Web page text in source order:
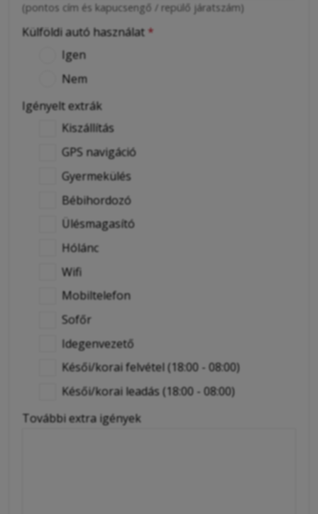
(pontos cím és kapucsengő / repülő járatszám)
Külföldi autó használat *
Igen
Nem
Igényelt extrák
Kiszállítás
GPS navigáció
Gyermekülés
Bébihordozó
Ülésmagasító
Hólánc
Wifi
Mobiltelefon
Sofőr
Idegenvezető
Késői/korai felvétel (18:00 - 08:00)
Késői/korai leadás (18:00 - 08:00)
További extra igények